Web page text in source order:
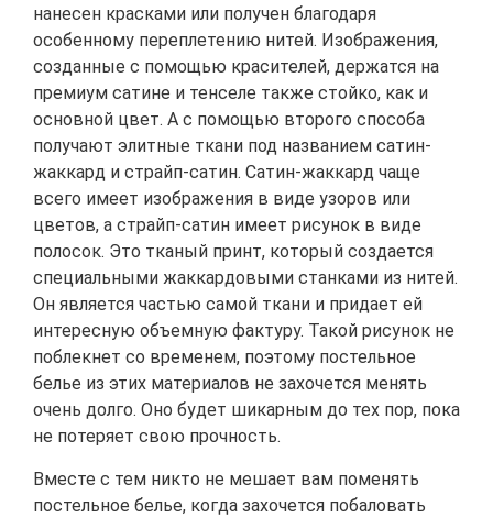
нанесен красками или получен благодаря
особенному переплетению нитей. Изображения,
созданные с помощью красителей, держатся на
премиум сатине и тенселе также стойко, как и
основной цвет. А с помощью второго способа
получают элитные ткани под названием сатин-
жаккард и страйп-сатин. Сатин-жаккард чаще
всего имеет изображения в виде узоров или
цветов, а страйп-сатин имеет рисунок в виде
полосок. Это тканый принт, который создается
специальными жаккардовыми станками из нитей.
Он является частью самой ткани и придает ей
интересную объемную фактуру. Такой рисунок не
поблекнет со временем, поэтому постельное
белье из этих материалов не захочется менять
очень долго. Оно будет шикарным до тех пор, пока
не потеряет свою прочность.
Вместе с тем никто не мешает вам поменять
постельное белье, когда захочется побаловать